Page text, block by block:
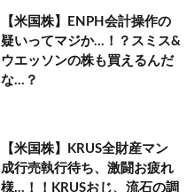
【米国株】ENPH会計操作の
疑いってマジか…！？スミス&
ウエッソンの株も買えるんだ
な…？
【米国株】KRUS全財産マン
成行売執行待ち、激闘お疲れ
様…！！KRUSおじ、流石の調